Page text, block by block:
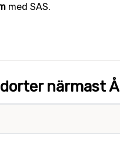
med SAS.
närmast